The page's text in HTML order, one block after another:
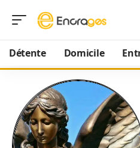
Détente Domicile